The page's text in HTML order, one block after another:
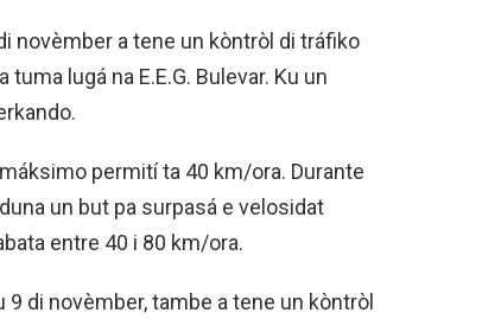
novèmber a tene un kòntròl di tráfiko
lugá na E.E.G. Bulevar. Ku un
permití ta 40 km/ora. Durante
un but pa surpasá e velosidat
entre 40 i 80 km/ora.
di novèmber, tambe a tene un kòntròl